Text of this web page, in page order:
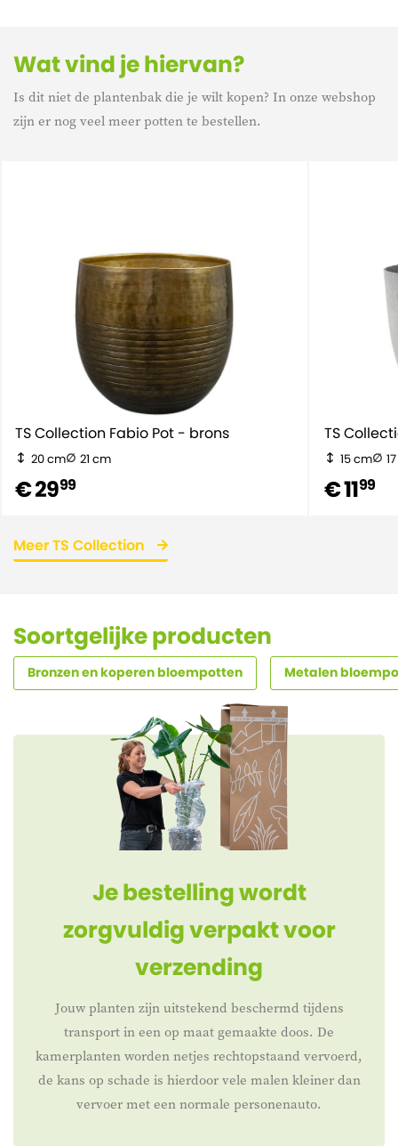
Wat vind je hiervan?
Is dit niet de plantenbak die je wilt kopen? In onze webshop
zijn er nog veel meer potten te bestellen.
TS Collection Fabio Pot - brons
20 cm 21 cm
€ 2999
TS
15 cm
€ 1199
Meer TS Collection
Soortgelijke producten
Bronzen en koperen bloempotten Metalen
Je bestelling wordt
zorgvuldig verpakt voor
verzending
Jouw planten zijn uitstekend beschermd tijdens
transport in een op maat gemaakte doos. De
kamerplanten worden netjes rechtopstaand vervoerd,
de kans op schade is hierdoor vele malen kleiner dan
vervoer met een normale personenauto.